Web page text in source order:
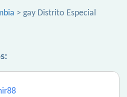
> gay Distrito Especial